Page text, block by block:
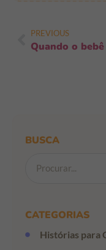
PREVIOUS
BUSCA
CATEGORIAS
Histórias para